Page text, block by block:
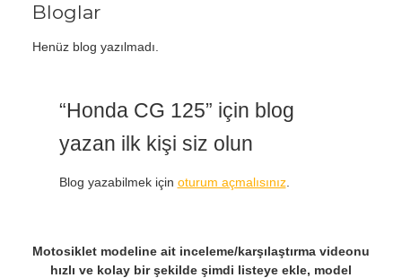
Bloglar
Henüz blog yazılmadı.
“Honda CG 125” için blog
yazan ilk kişi siz olun
Blog yazabilmek için oturum açmalısınız.
Motosiklet modeline ait inceleme/karşılaştırma videonu
hızlı ve kolay bir şekilde şimdi listeye ekle, model